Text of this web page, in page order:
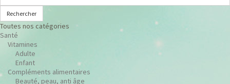
Rechercher
Toutes nos catégories
Santé
Vitamines
Adulte
Enfant
Compléments alimentaires
Beauté, peau, anti âge